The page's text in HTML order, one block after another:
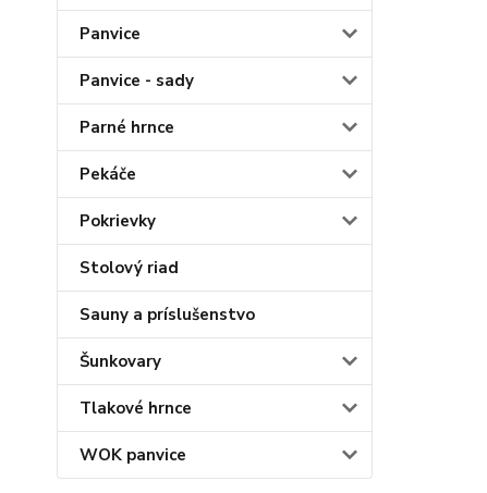
Panvice
Panvice - sady
Parné hrnce
Pekáče
Pokrievky
Stolový riad
Sauny a príslušenstvo
Šunkovary
Tlakové hrnce
WOK panvice